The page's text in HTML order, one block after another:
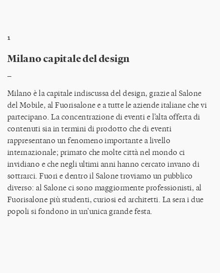
1
Milano capitale del design
Milano è la capitale indiscussa del design, grazie al Salone
del Mobile, al Fuorisalone e a tutte le aziende italiane che vi
partecipano. La concentrazione di eventi e l’alta offerta di
contenuti sia in termini di prodotto che di eventi
rappresentano un fenomeno importante a livello
internazionale; primato che molte città nel mondo ci
invidiano e che negli ultimi anni hanno cercato invano di
sottrarci. Fuori e dentro il Salone troviamo un pubblico
diverso: al Salone ci sono maggiormente professionisti, al
Fuorisalone più studenti, curiosi ed architetti. La sera i due
popoli si fondono in un'unica grande festa.